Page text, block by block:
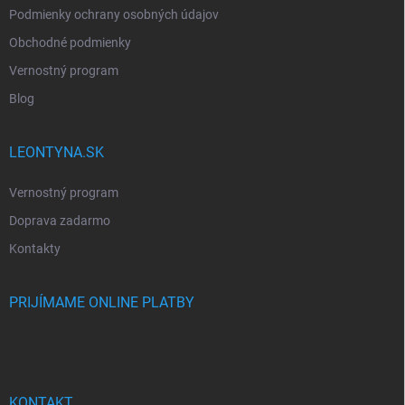
Podmienky ochrany osobných údajov
Obchodné podmienky
Vernostný program
Blog
LEONTYNA.SK
Vernostný program
Doprava zadarmo
Kontakty
PRIJÍMAME ONLINE PLATBY